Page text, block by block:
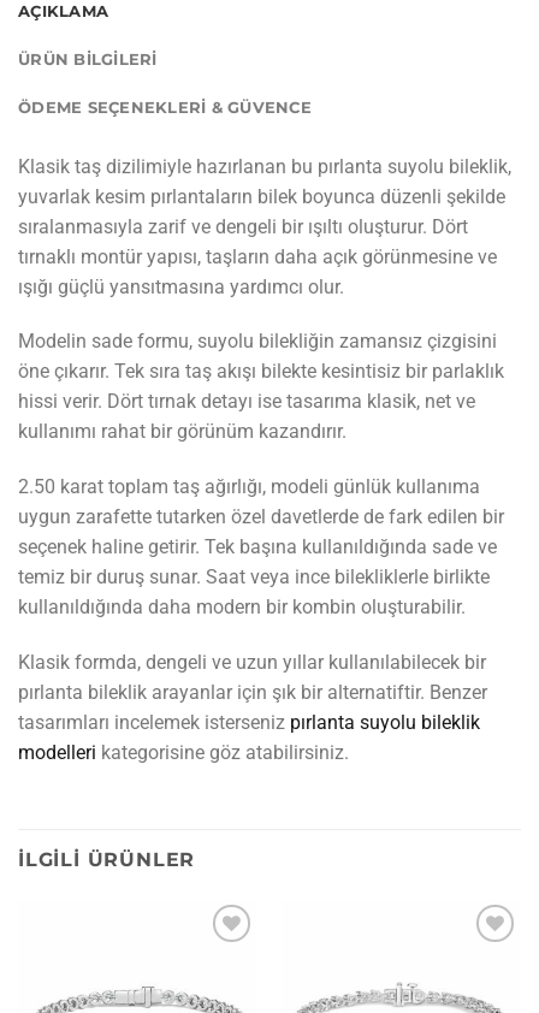
AÇIKLAMA
ÜRÜN BILGILERI
ÖDEME SEÇENEKLERI & GÜVENCE
Klasik taş dizilimiyle hazırlanan bu pırlanta suyolu bileklik,
yuvarlak kesim pırlantaların bilek boyunca düzenli şekilde
sıralanmasıyla zarif ve dengeli bir ışıltı oluşturur. Dört
tırnaklı montür yapısı, taşların daha açık görünmesine ve
ışığı güçlü yansıtmasına yardımcı olur.
Modelin sade formu, suyolu bilekliğin zamansız çizgisini
öne çıkarır. Tek sıra taş akışı bilekte kesintisiz bir parlaklık
hissi verir. Dört tırnak detayı ise tasarıma klasik, net ve
kullanımı rahat bir görünüm kazandırır.
2.50 karat toplam taş ağırlığı, modeli günlük kullanıma
uygun zarafette tutarken özel davetlerde de fark edilen bir
seçenek haline getirir. Tek başına kullanıldığında sade ve
temiz bir duruş sunar. Saat veya ince bilekliklerle birlikte
kullanıldığında daha modern bir kombin oluşturabilir.
Klasik formda, dengeli ve uzun yıllar kullanılabilecek bir
pırlanta bileklik arayanlar için şık bir alternatiftir. Benzer
tasarımları incelemek isterseniz pırlanta suyolu bileklik
modelleri kategorisine göz atabilirsiniz.
İLGILI ÜRÜNLER
İstek
İstek